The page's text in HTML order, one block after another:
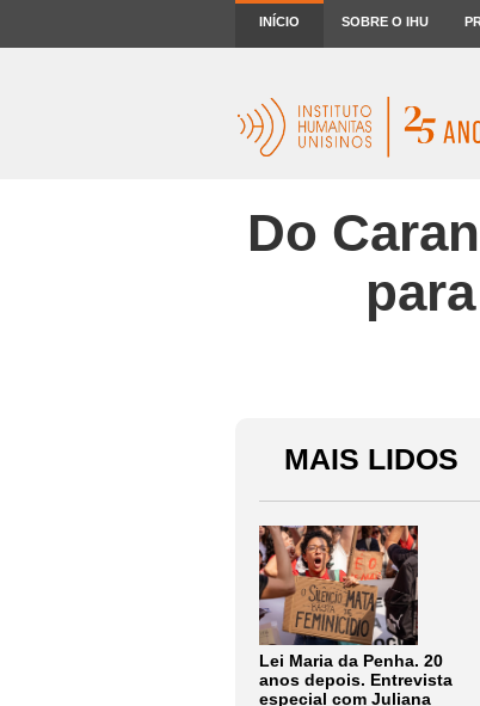
INÍCIO SOBRE O IHU
Do
MAIS LIDOS
Lei Maria da Penha. 20
anos depois. Entrevista
especial com Juliana